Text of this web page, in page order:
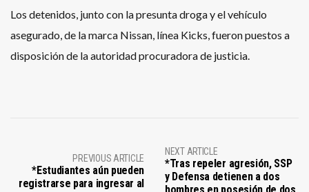
Los detenidos, junto con la presunta droga y el vehículo
asegurado, de la marca Nissan, línea Kicks, fueron puestos a
disposición de la autoridad procuradora de justicia.
PREVIOUS ARTICLE
*Estudiantes aún pueden
registrarse para ingresar al
NEXT ARTICLE
*Tras repeler agresión, SSP
y Defensa detienen a dos